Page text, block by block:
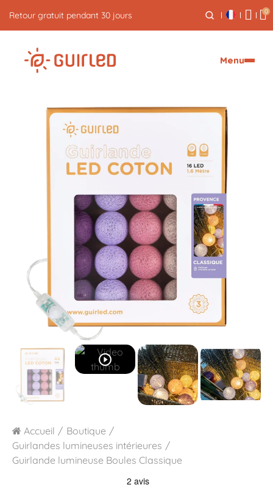
Livraison express offerte dès 59€ 0
Menu
play_circle_outline
Accueil
Boutique
Guirlandes lumineuses intérieures
Guirlande lumineuse Boules Classique